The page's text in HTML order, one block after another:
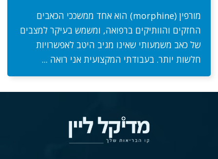
מורפין (morphine) הוא אחד ממשככי הכאבים
החזקים והוותיקים ברפואה, ומשמש בעיקר למצבים
של כאב משמעותי שאינו מגיב היטב לאפשרויות
חלשות יותר. בעבודתי המקצועית אני רואה ...